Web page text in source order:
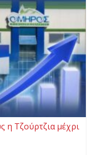
η Τζούρτζια μέχρι